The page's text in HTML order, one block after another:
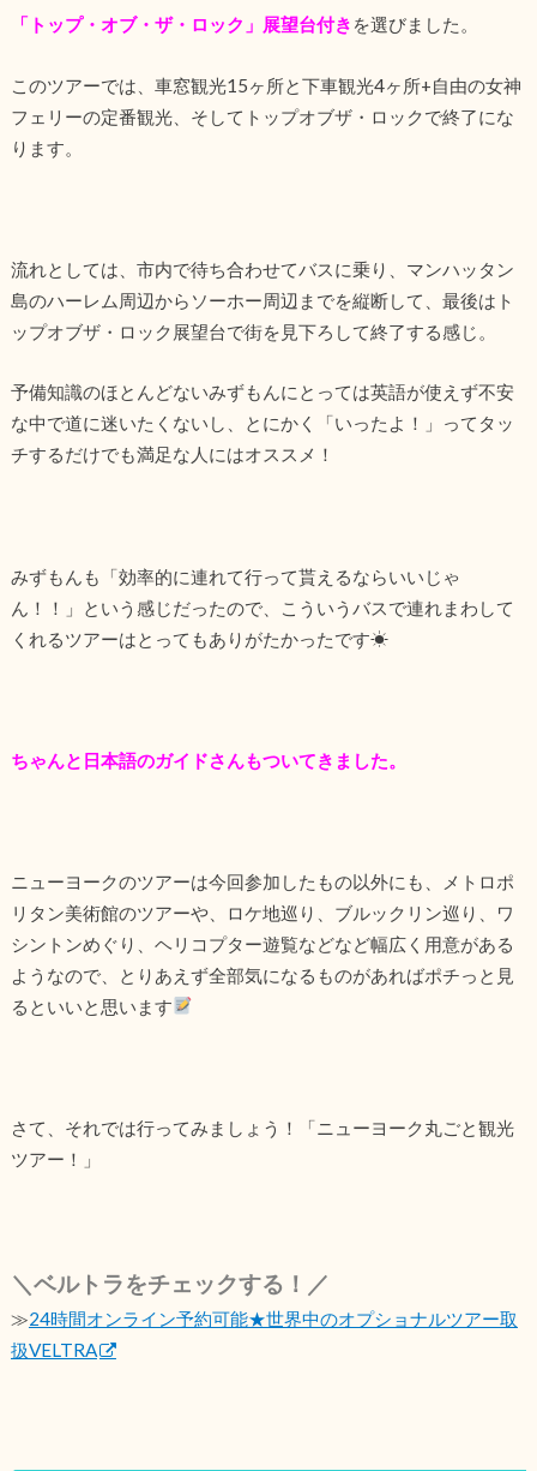
「トップ・オブ・ザ・ロック」展望台付き を選びました。
このツアーでは、車窓観光15ヶ所と下車観光4ヶ所+自由の女神
フェリーの定番観光、そしてトップオブザ・ロックで終了にな
ります。
流れとしては、市内で待ち合わせてバスに乗り、マンハッタン
島のハーレム周辺からソーホー周辺までを縦断して、最後はト
ップオブザ・ロック展望台で街を見下ろして終了する感じ。
予備知識のほとんどないみずもんにとっては英語が使えず不安
な中で道に迷いたくないし、とにかく「いったよ！」ってタッ
チするだけでも満足な人にはオススメ！
みずもんも「効率的に連れて行って貰えるならいいじゃ
ん！！」という感じだったので、こういうバスで連れまわして
くれるツアーはとってもありがたかったです☀
ちゃんと日本語のガイドさんもついてきました。
ニューヨークのツアーは今回参加したもの以外にも、メトロポ
リタン美術館のツアーや、ロケ地巡り、ブルックリン巡り、ワ
シントンめぐり、ヘリコプター遊覧などなど幅広く用意がある
ようなので、とりあえず全部気になるものがあればポチっと見
るといいと思います
さて、それでは行ってみましょう！「ニューヨーク丸ごと観光
ツアー！」
＼ベルトラをチェックする！／
≫24時間オンライン予約可能★世界中のオプショナルツアー取
扱VELTRA